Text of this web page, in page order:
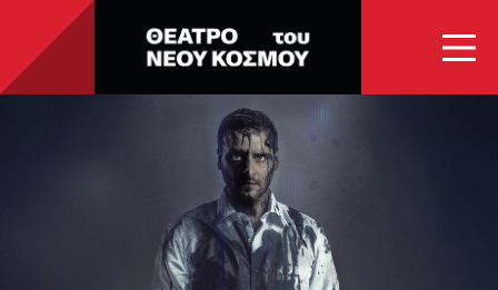
ΑΡΧΙΚΗ
ΠΟΙΟΙ ΕΙΜΑΣΤΕ
ΠΑΡΑΣΤΑΣΕΙΣ
ΕΠΙΚΟΙΝΩΝΙΑ